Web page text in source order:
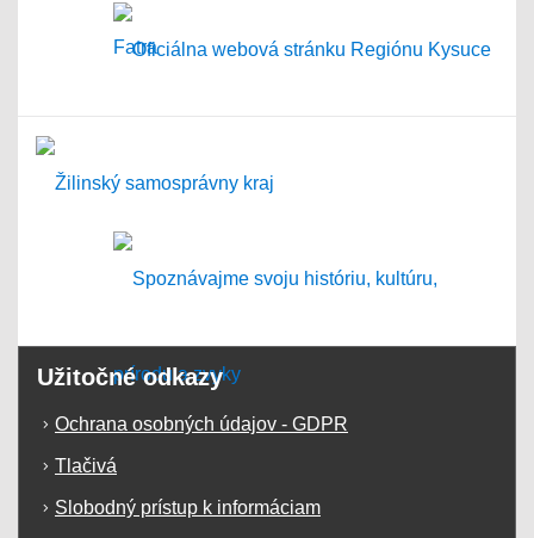
Užitočné odkazy
Ochrana osobných údajov - GDPR
Tlačivá
Slobodný prístup k informáciam